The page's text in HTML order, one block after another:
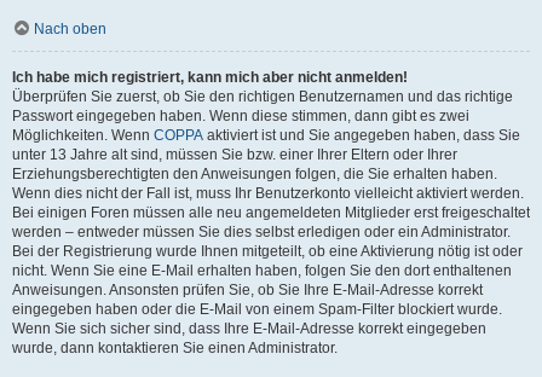
Nach oben
Ich habe mich registriert, kann mich aber nicht anmelden!
Überprüfen Sie zuerst, ob Sie den richtigen Benutzernamen und das richtige
Passwort eingegeben haben. Wenn diese stimmen, dann gibt es zwei
Möglichkeiten. Wenn COPPA aktiviert ist und Sie angegeben haben, dass Sie
unter 13 Jahre alt sind, müssen Sie bzw. einer Ihrer Eltern oder Ihrer
Erziehungsberechtigten den Anweisungen folgen, die Sie erhalten haben.
Wenn dies nicht der Fall ist, muss Ihr Benutzerkonto vielleicht aktiviert werden.
Bei einigen Foren müssen alle neu angemeldeten Mitglieder erst freigeschaltet
werden – entweder müssen Sie dies selbst erledigen oder ein Administrator.
Bei der Registrierung wurde Ihnen mitgeteilt, ob eine Aktivierung nötig ist oder
nicht. Wenn Sie eine E-Mail erhalten haben, folgen Sie den dort enthaltenen
Anweisungen. Ansonsten prüfen Sie, ob Sie Ihre E-Mail-Adresse korrekt
eingegeben haben oder die E-Mail von einem Spam-Filter blockiert wurde.
Wenn Sie sich sicher sind, dass Ihre E-Mail-Adresse korrekt eingegeben
wurde, dann kontaktieren Sie einen Administrator.